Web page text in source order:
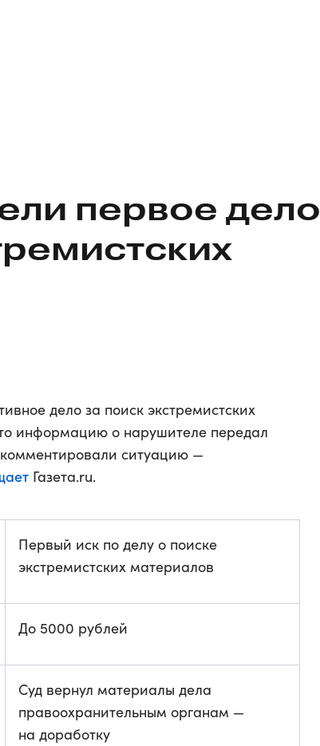
первое дело
дело за поиск экстремистских
информацию о нарушителе передал
ситуацию —
Газета.ru.
Первый иск по делу о поиске
экстремистских материалов
До 5000 рублей
Суд вернул материалы дела
правоохранительным органам —
на доработку